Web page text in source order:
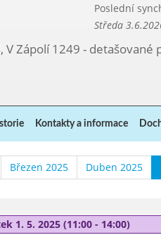
Poslední
Středa
V Zápolí 1249 - detašované
Kontakty a informace
Březen 2025 Duben 2025
1. 5. 2025 (11:00 - 14:00)